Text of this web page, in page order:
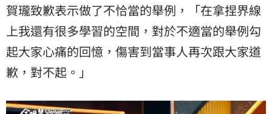
賀瓏致歉表示做了不恰當的舉例，「在拿捏界線
上我還有很多學習的空間，對於不適當的舉例勾
起大家心痛的回憶，傷害到當事人再次跟大家道
歉，對不起。」